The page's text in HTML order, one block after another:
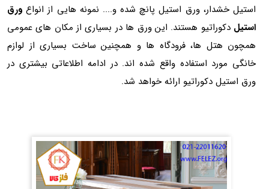
استیل خشدار، ورق استیل پانچ شده و.... نمونه هایی از انواع ورق
استیل دکوراتیو هستند. این ورق ها در بسیاری از مکان های عمومی
همچون هتل ها، فرودگاه ها و همچنین ساخت بسیاری از لوازم
خانگی مورد استفاده واقع شده اند. در ادامه اطلاعاتی بیشتری در
ورق استیل دکوراتیو ارائه خواهد شد.